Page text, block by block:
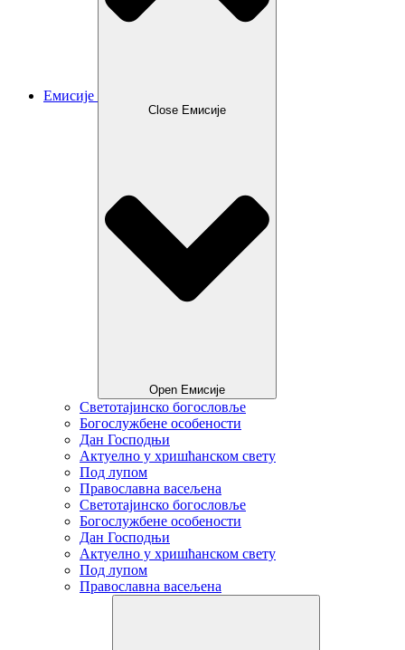
Емисије
Close Емисије
Open Емисије
Светотајинско богословље
Богослужбене особености
Дан Господњи
Актуелно у хришћанском свету
Под лупом
Православна васељена
Светотајинско богословље
Богослужбене особености
Дан Господњи
Актуелно у хришћанском свету
Под лупом
Православна васељена